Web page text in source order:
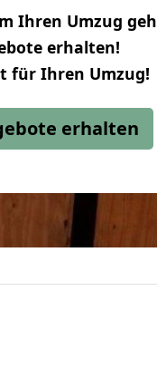
Ihren Umzug
erhalten!
für Ihren Umzug!
erhalten